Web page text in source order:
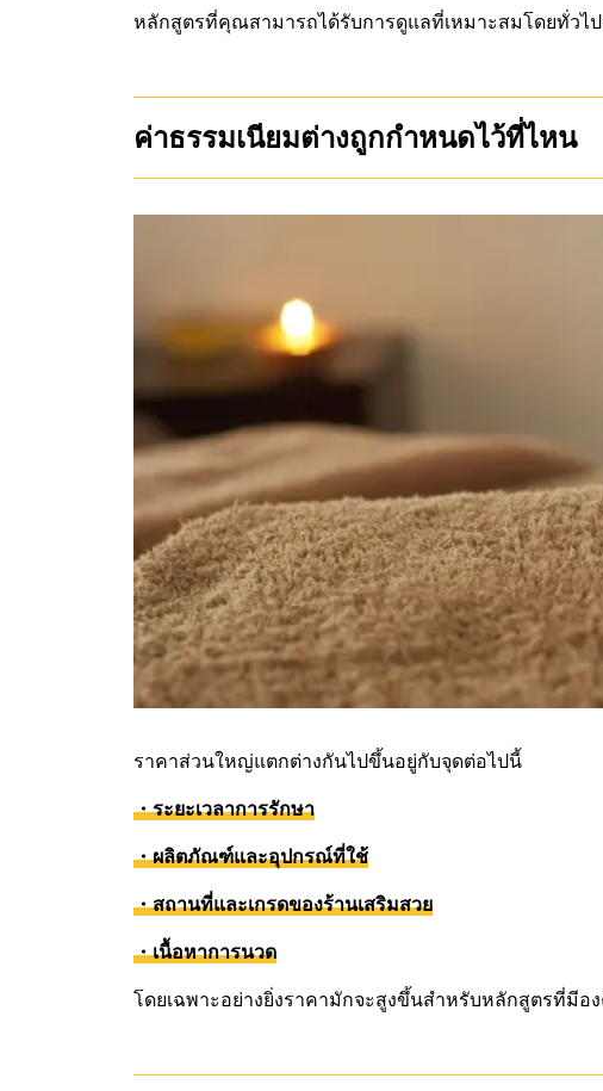
หลักสูตรที่คุณสามารถได้รับการดูแลที่เหมาะสมโดยทั่วไ
ค่าธรรมเนียมต่างถูกกำหนดไว้ที่ไหน
ราคาส่วนใหญ่แตกต่างกันไปขึ้นอยู่กับจุดต่อไปนี้
・ระยะเวลาการรักษา
・ผลิตภัณฑ์และอุปกรณ์ที่ใช้
・สถานที่และเกรดของร้านเสริมสวย
・เนื้อหาการนวด
โดยเฉพาะอย่างยิ่งราคามักจะสูงขึ้นสำหรับหลักสูตรที่มีอ